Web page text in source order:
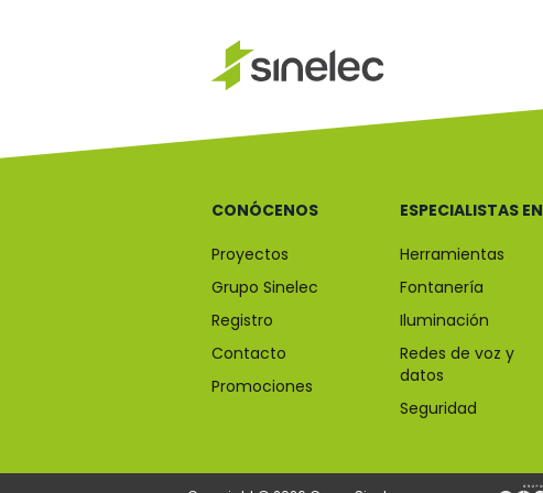
CONÓCENOS
Proyectos
Grupo Sinelec
Registro
Contacto
Promociones
ESPECIALISTAS EN
Herramientas
Fontanería
Iluminación
Redes de voz y
datos
Seguridad